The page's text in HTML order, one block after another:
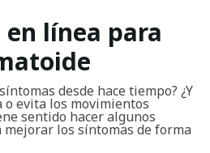
línea para
desde hace tiempo? ¿Y
o evita los movimientos
sentido hacer algunos
mejorar los síntomas de forma